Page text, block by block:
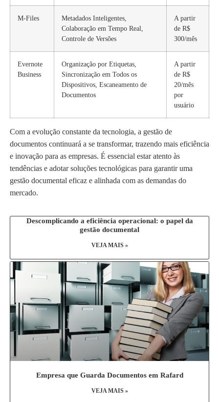
M-Files
Metadados Inteligentes,
Colaboração em Tempo Real,
Controle de Versões
A partir
de R$
300/mês
Evernote
Business
Organização por Etiquetas,
Sincronização em Todos os
Dispositivos, Escaneamento de
Documentos
A partir
de R$
20/mês
por
usuário
Com a evolução constante da tecnologia, a gestão de
documentos continuará a se transformar, trazendo mais eficiência
e inovação para as empresas. É essencial estar atento às
tendências e adotar soluções tecnológicas para garantir uma
gestão documental eficaz e alinhada com as demandas do
mercado.
Descomplicando a eficiência operacional: o papel da
gestão documental
VEJA MAIS »
Empresa que Guarda Documentos em Rafard
VEJA MAIS »